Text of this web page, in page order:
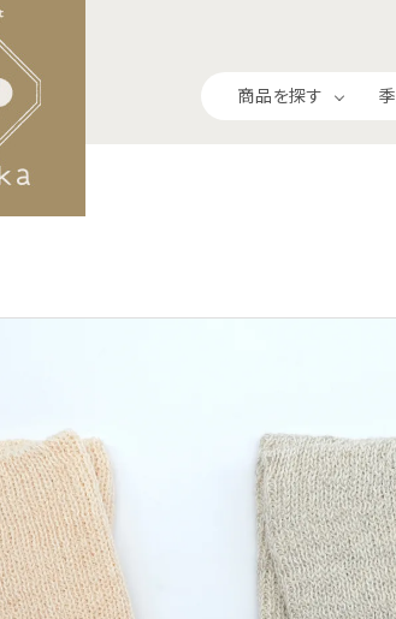
商品を探す
器